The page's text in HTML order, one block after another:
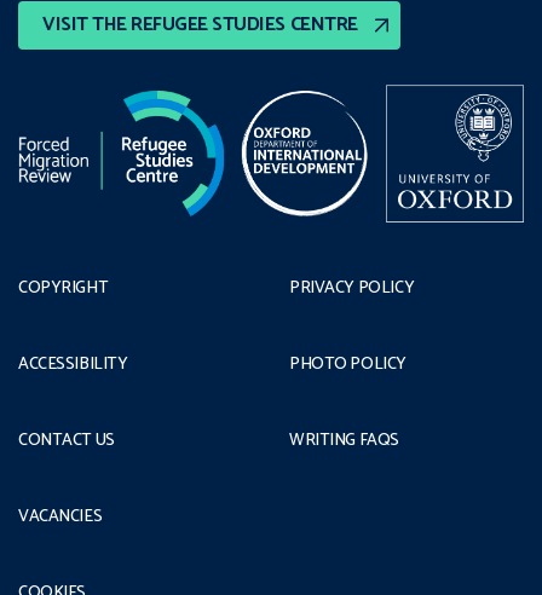
VISIT THE REFUGEE STUDIES CENTRE
COPYRIGHT
ACCESSIBILITY
CONTACT US
PRIVACY POLICY
PHOTO POLICY
WRITING FAQS
VACANCIES